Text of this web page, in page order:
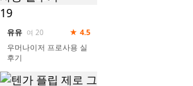
19
유유 여 20
★ 4.5
우머나이저 프로사용 실
후기